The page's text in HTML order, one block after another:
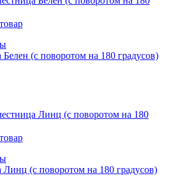
(с поворотом на 180 градусов)
Линц (с поворотом на 180 градусов)